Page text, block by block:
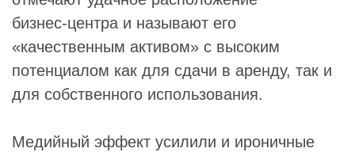
бизнес‑центра и называют его
«качественным активом» с высоким
потенциалом как для сдачи в аренду, так и
для собственного использования.
Медийный эффект усилили и ироничные